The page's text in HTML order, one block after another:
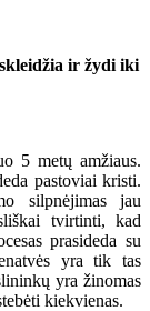
ir žydi iki
5 metų amžiaus.
pastoviai kristi.
silpnėjimas jau
tvirtinti, kad
prasideda su
yra tik tas
yra žinomas
kiekvienas.